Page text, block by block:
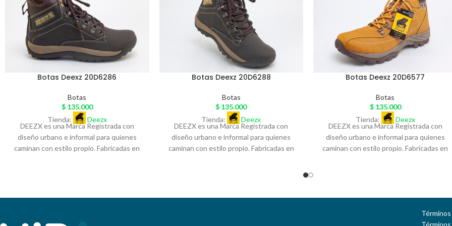
Botas Deexz 20D6286
Botas
$135.000
Tienda:
Deezx
DEEZX es una Marca Registrada con
diseño urbano e informal para quienes
caminan con estilo propio. Fabricadas en
Botas Deexz 20D6288
Botas
$ 135.000
Tienda:
Deezx
DEEZX es una Marca Registrada con
diseño urbano e informal para quienes
caminan con estilo propio. Fabricadas en
Botas Deexz 20D6577
Botas
$135.000
Tienda:
Deezx
DEEZX es una Marca Registrada con
diseño urbano e informal para quienes
caminan con estilo propio. Fabricadas en
más que calzado: es una declaración de